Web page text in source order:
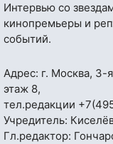
Интервью со
кинопремьеры и
событий.
Адрес: г. Москва, 3-
этаж 8,
тел.редакции
Учредитель:
Гл.редактор: